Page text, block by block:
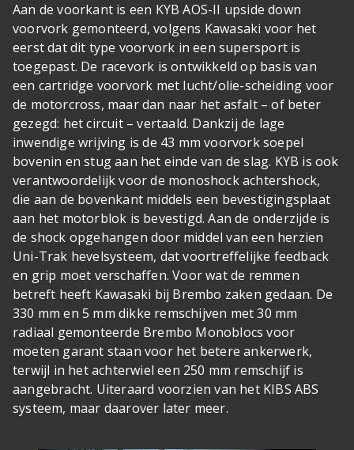
Aan de voorkant is een KYB AOS-II upside down
voorvork gemonteerd, volgens Kawasaki voor het
eerst dat dit type voorvork in een supersport is
toegepast. De racevork is ontwikkeld op basis van
een cartridge voorvork met lucht/olie-scheiding voor
de motorcross, maar dan naar het asfalt – of beter
gezegd: het circuit – vertaald. Dankzij de lage
inwendige wrijving is de 43 mm voorvork soepel
bovenin en stug aan het einde van de slag. KYB is ook
verantwoordelijk voor de monoshock achtershock,
die aan de bovenkant middels een bevestigingsplaat
aan het motorblok is bevestigd. Aan de onderzijde is
de shock opgehangen door middel van een herzien
Uni-Trak hevelsysteem, dat voortreffelijke feedback
en grip moet verschaffen. Voor wat de remmen
betreft heeft Kawasaki bij Brembo zaken gedaan. De
330 mm en 5 mm dikke remschijven met 30 mm
radiaal gemonteerde Brembo Monoblocs voor
moeten garant staan voor het betere ankerwerk,
terwijl in het achterwiel een 250 mm remschijf is
aangebracht. Uiteraard voorzien van het KIBS ABS
systeem, maar daarover later meer.